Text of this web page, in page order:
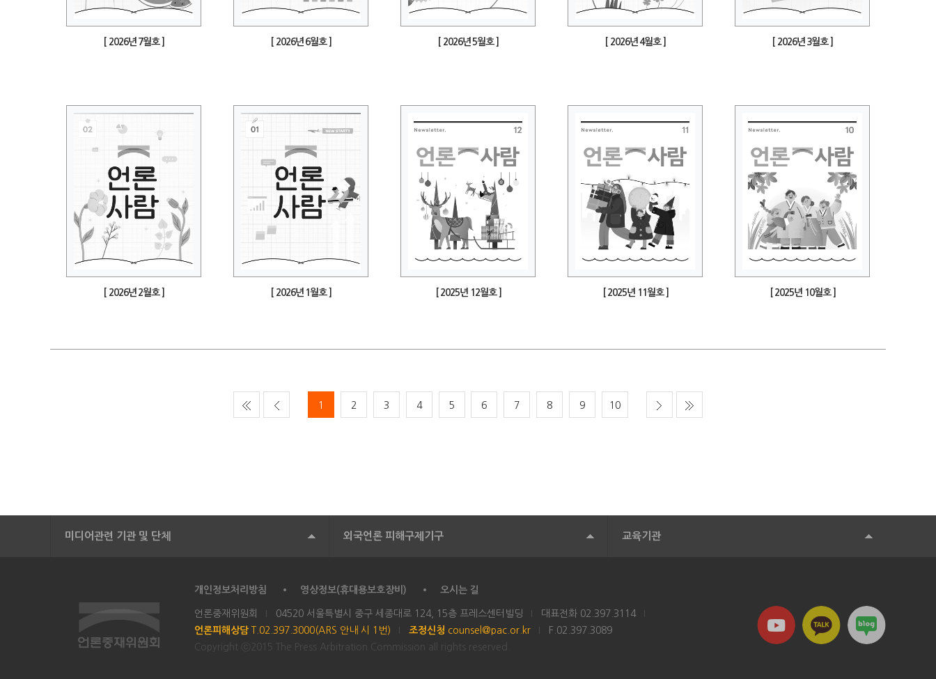
[ 2026년 7월호 ] [ 2026년 6월호 ] [ 2026년 5월호 ] [ 2026년 4월호 ] [ 2026년 3월호 ]
[ 2026년 2월호 ] [ 2026년 1월호 ] [ 2025년 12월호 ] [ 2025년 11월호 ] [ 2025년 10월호 ]
1 2 3 4 5 6 7 8 9 10
미디어관련 기관 및 단체 외국언론 피해구제기구 교육기관
개인정보처리방침 영상정보(휴대용보호장비) 오시는 길
언론중재위원회 04520 서울특별시 중구 세종대로 124, 15층 프레스센터빌딩 대표전화 02.397.3114
언론피해상담 T.02.397.3000(ARS 안내 시 1번) 조정신청 counsel@pac.or.kr
F.02.397.3089
Copyright ⓒ2015 The Press Arbitration Commission all rights reserved.